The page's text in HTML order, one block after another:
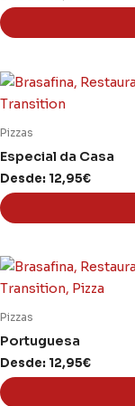
page
The
options
be
chosen
on
the
product
page
Pizzas
Especial da Casa
Desde: 12,95€
This
product
has
variants.
The
options
be
chosen
on
the
product
page
Pizzas
Portuguesa
Desde: 12,95€
This
product
has
variants.
The
options